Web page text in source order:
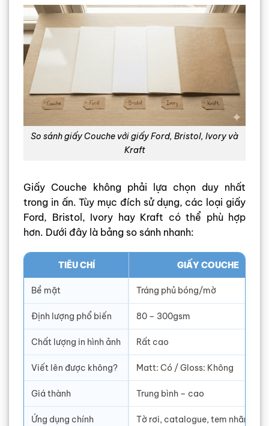
So sánh giấy Couche với giấy Ford, Bristol, Ivory và
Kraft
Giấy Couche không phải lựa chọn duy nhất
trong in ấn. Tùy mục đích sử dụng, các loại giấy
Ford, Bristol, Ivory hay Kraft có thể phù hợp
hơn. Dưới đây là bảng so sánh nhanh:
TIÊU CHÍ GIẤY COUCHE
Bề mặt Tráng phủ bóng/mờ
Định lượng phổ biến 80 – 300gsm
Chất lượng in hình ảnh Rất cao
Viết lên được không? Matt: Có / Gloss: Không
Giá thành Trung bình – cao
Ứng dụng chính Tờ rơi, catalogue, tem nhãn,